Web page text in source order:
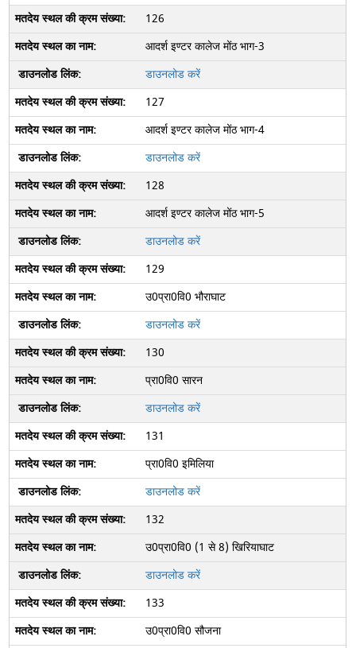
126
आदर्श इण्‍टर कालेज मोंठ भाग-3
डाउनलोड करें
127
आदर्श इण्‍टर कालेज मोंठ भाग-4
डाउनलोड करें
128
आदर्श इण्‍टर कालेज मोंठ भाग-5
डाउनलोड करें
129
उ0प्रा0वि0 भौराघाट
डाउनलोड करें
130
प्रा0वि0 सारन
डाउनलोड करें
131
प्रा0वि0 इमिलिया
डाउनलोड करें
132
उ0प्रा0वि0 (1 से 8) खिरियाघाट
डाउनलोड करें
133
उ0प्रा0वि0 सौजना